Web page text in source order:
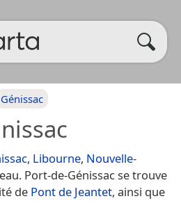
Génissac
, Libourne, Nouvelle-
Port-de-Génissac se trouve
de Pont de Jeantet, ainsi que